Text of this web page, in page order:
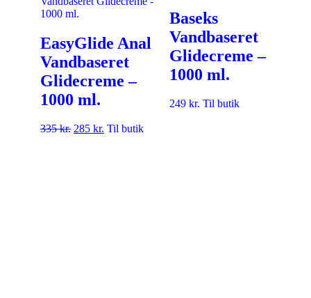
EasyGlide Anal
Vandbaseret
Glidecreme –
1000 ml.
335kr. 285 kr. Til butik
Baseks
Vandbaseret
Glidecreme –
1000 ml.
249 kr. Til butik